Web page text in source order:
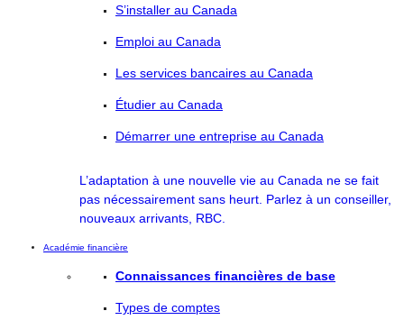
S’installer au Canada
Emploi au Canada
Les services bancaires au Canada
Étudier au Canada
Démarrer une entreprise au Canada
L’adaptation à une nouvelle vie au Canada ne se fait
pas nécessairement sans heurt. Parlez à un conseiller,
nouveaux arrivants, RBC.
Académie financière
Connaissances financières de base
Types de comptes